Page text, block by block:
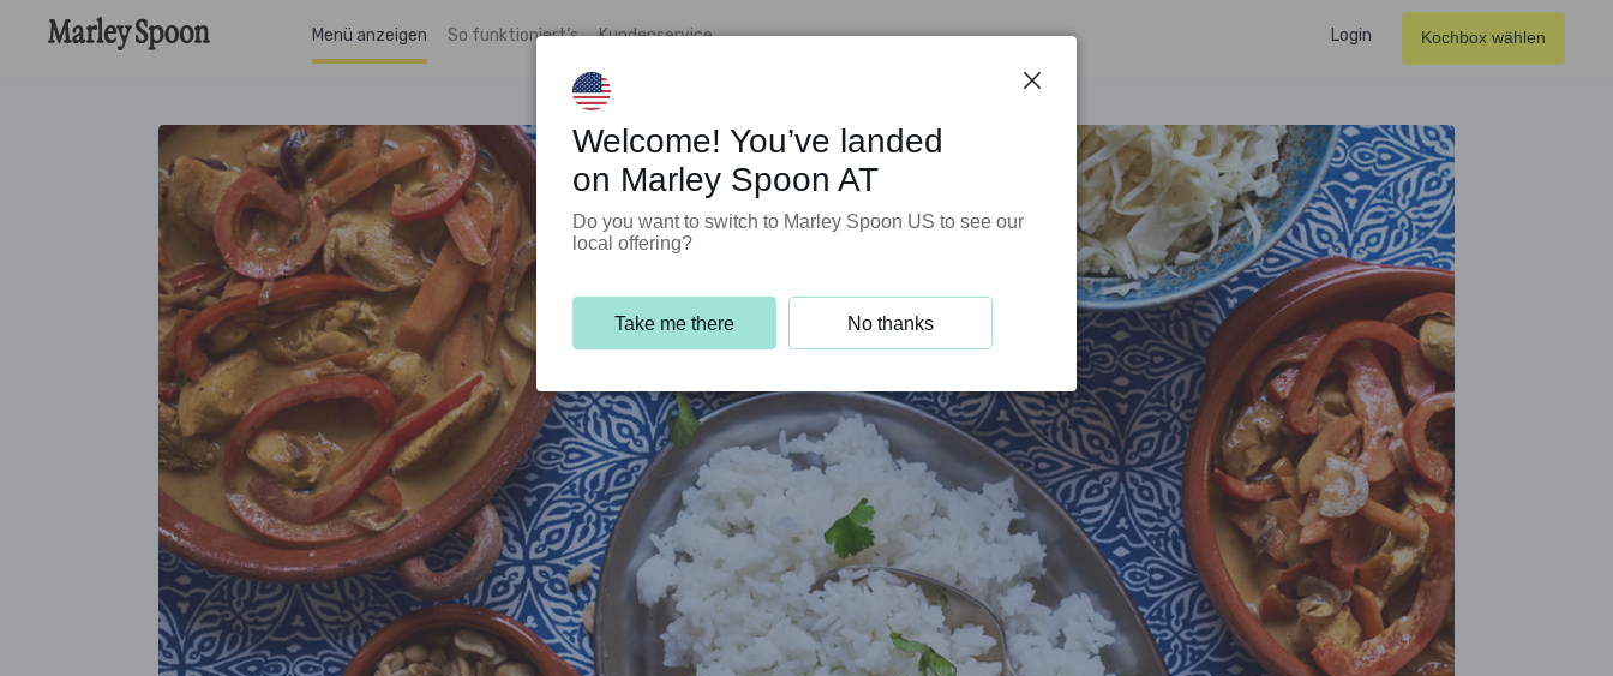
Menü anzeigen So funktioniert’s Kundenservice Login Kochbox wählen
Welcome! You’ve landed
on Marley Spoon AT
Do you want to switch to Marley Spoon US to see our
local offering?
Take me there No thanks